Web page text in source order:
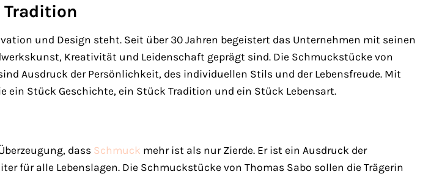
Tradition
und Design steht. Seit über 30 Jahren begeistert das Unternehmen mit seinen
Kreativität und Leidenschaft geprägt sind. Die Schmuckstücke von
Ausdruck der Persönlichkeit, des individuellen Stils und der Lebensfreude. Mit
ein Stück Geschichte, ein Stück Tradition und ein Stück Lebensart.
dass Schmuck mehr ist als nur Zierde. Er ist ein Ausdruck der
für alle Lebenslagen. Die Schmuckstücke von Thomas Sabo sollen die Trägerin